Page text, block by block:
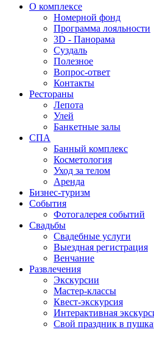
О комплексе
Номерной фонд
Программа лояльности
3D - Панорама
Суздаль
Полезное
Вопрос-ответ
Контакты
Рестораны
Лепота
Улей
Банкетные залы
СПА
Банный комплекс
Косметология
Уход за телом
Аренда
Бизнес-туризм
События
Фотогалерея событий
Свадьбы
Свадебные услуги
Выездная регистрация
Венчание
Развлечения
Экскурсии
Мастер-классы
Квест-экскурсия
Интерактивная
Свой праздник в